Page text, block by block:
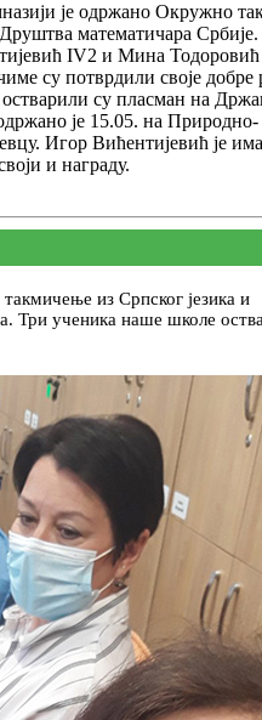
је одржано Окружно
математичара
IV2 и Мина
су потврдили своје добре
су пласман на
је 15.05. на Природно-
Игор Вићентијевић је
и награду.
из Српског језика и
Три ученика наше школе